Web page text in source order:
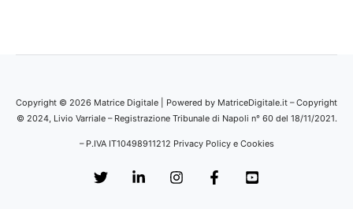
Copyright © 2026 Matrice Digitale | Powered by MatriceDigitale.it – Copyright
© 2024, Livio Varriale – Registrazione Tribunale di Napoli n° 60 del 18/11/2021.
– P.IVA IT10498911212 Privacy Policy e Cookies